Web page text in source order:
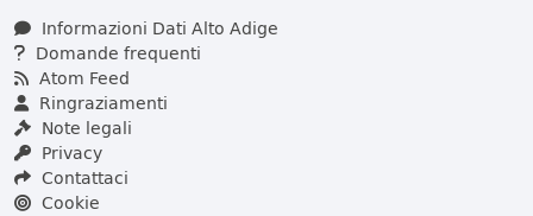
Informazioni Dati Alto Adige
Domande frequenti
Atom Feed
Ringraziamenti
Note legali
Privacy
Contattaci
Cookie